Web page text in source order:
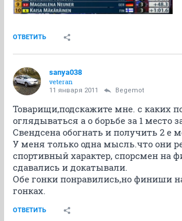
ОТВЕТИТЬ
sanya038
veteran
11 января 2011 Begemot
Товарищи,подскажите мне. с каких
оглядываться а о борьбе за 1
Свендсена обогнать и получить 2 е
У меня только одна мысль.что они
спортивный характер, спорсмен на
сдавались и докатывали.
Обе гонки понравились,но финиши
гонках.
ОТВЕТИТЬ